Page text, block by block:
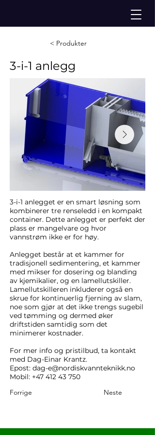
< Produkter
3-i-1 anlegg
3-i-1 anlegget er en smart løsning som
kombinerer tre renseledd i en kompakt
container. Dette anlegget er perfekt der
plass er mangelvare og hvor
vannstrøm ikke er for høy.
Anlegget består at et kammer for
tradisjonell sedimentering, et kammer
med mikser for dosering og blanding
av kjemikalier, og en lamellutskiller.
Lamellutskilleren inkluderer også en
skrue for kontinuerlig fjerning av slam,
noe som gjør at det ikke trengs sugebil
ved tømming og dermed øker
driftstiden samtidig som det
minimerer kostnader.
For mer info og pristilbud, ta kontakt
med Dag-Einar Krantz.
Epost: dag-e@nordiskvannteknikk.no
Mobil: +47 412 43 750
Forrige
Neste